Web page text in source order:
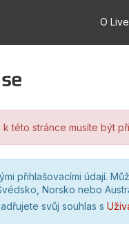
O
k této stránce musíte být
přihlašovacími údají.
Norsko nebo
svůj souhlas s